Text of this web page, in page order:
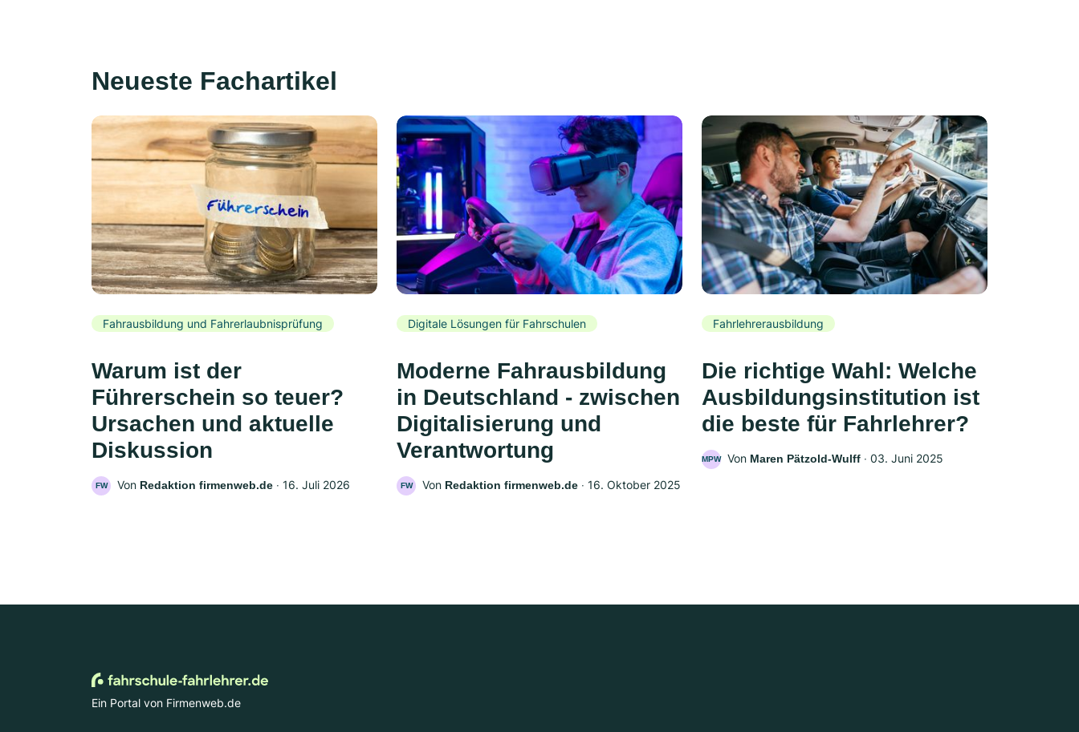
Neueste Fachartikel
Fahrausbildung und Fahrerlaubnisprüfung
Warum ist der
Führerschein so teuer?
Ursachen und aktuelle
Diskussion
FW Von Redaktion firmenweb.de ‧ 16. Juli 2026
Digitale Lösungen für Fahrschulen
Moderne Fahrausbildung
in Deutschland - zwischen
Digitalisierung und
Verantwortung
FW Von Redaktion firmenweb.de ‧ 16. Oktober 2025
Fahrlehrerausbildung
Die richtige Wahl: Welche
Ausbildungsinstitution ist
die beste für Fahrlehrer?
MPW Von Maren Pätzold-Wulff ‧ 03. Juni 2025
Ein Portal von Firmenweb.de